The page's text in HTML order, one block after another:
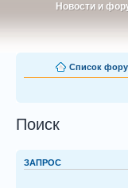
Новости и
Новости и
Список
Поиск
ЗАПРОС